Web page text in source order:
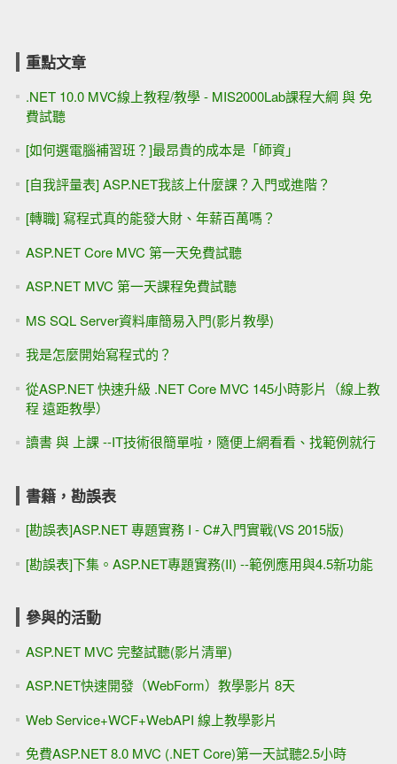
重點文章
.NET 10.0 MVC線上教程/教學 - MIS2000Lab課程大綱 與 免
費試聽
[如何選電腦補習班？]最昂貴的成本是「師資」
[自我評量表] ASP.NET我該上什麼課？入門或進階？
[轉職] 寫程式真的能發大財、年薪百萬嗎？
ASP.NET Core MVC 第一天免費試聽
ASP.NET MVC 第一天課程免費試聽
MS SQL Server資料庫簡易入門(影片教學)
我是怎麼開始寫程式的？
從ASP.NET 快速升級 .NET Core MVC 145小時影片（線上教
程 遠距教學）
讀書 與 上課 --IT技術很簡單啦，隨便上網看看、找範例就行
書籍，勘誤表
[勘誤表]ASP.NET 專題實務 I - C#入門實戰(VS 2015版)
[勘誤表]下集。ASP.NET專題實務(II) --範例應用與4.5新功能
參與的活動
ASP.NET MVC 完整試聽(影片清單)
ASP.NET快速開發（WebForm）教學影片 8天
Web Service+WCF+WebAPI 線上教學影片
免費ASP.NET 8.0 MVC (.NET Core)第一天試聽2.5小時